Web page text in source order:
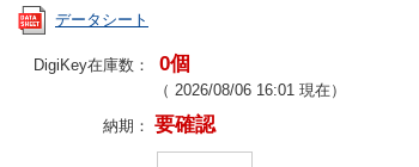
データシート
DigiKey在庫数： 0個
（ 2026/08/06 16:01 現在）
納期： 要確認